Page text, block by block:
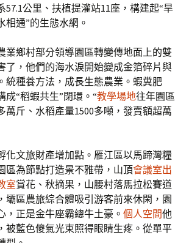
57.1公里、扶植提灌站11座，構建起“旱
相通”的生態水網。
業鄉村部分領導園區轉變傳地面上的雙
了，他們的海水淚開始變成金箔碎片與
統種養方法，成長生態農業。蝦糞肥
成“稻蝦共生”閉環。“教學場地往年園區
萬斤、水稻產量1500多噸，發賣額超萬
化文旅財產增加點。雁江區以馬蹄灣糧
區為節點打造景不雅帶，山頂會議室出
室賞花、秋摘果，山腰村落馬拉松賽道
壩區農旅綜合體吸引游客前來休閑，園
，正是金牛座霸總牛土豪。 個人空間他
被藍色傻氣光束照得眼睛生疼。從單平